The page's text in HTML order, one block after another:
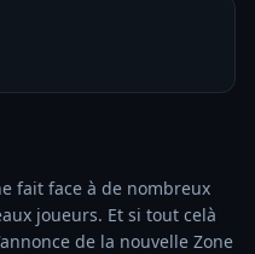
fait face à de nombreux
joueurs. Et si tout celà
de la nouvelle Zone